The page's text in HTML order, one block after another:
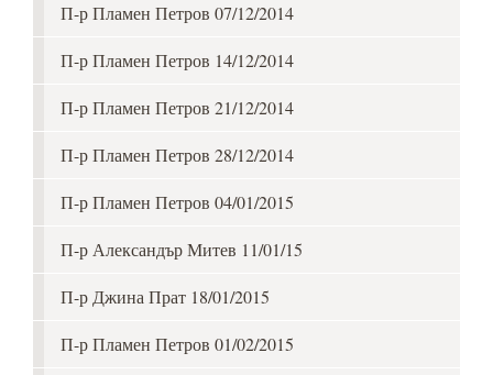
П-р Пламен Петров 07/12/2014
П-р Пламен Петров 14/12/2014
П-р Пламен Петров 21/12/2014
П-р Пламен Петров 28/12/2014
П-р Пламен Петров 04/01/2015
П-р Александър Митев 11/01/15
П-р Джина Прат 18/01/2015
П-р Пламен Петров 01/02/2015